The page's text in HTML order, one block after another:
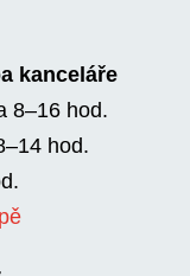
kanceláře
8–16 hod.
hod.